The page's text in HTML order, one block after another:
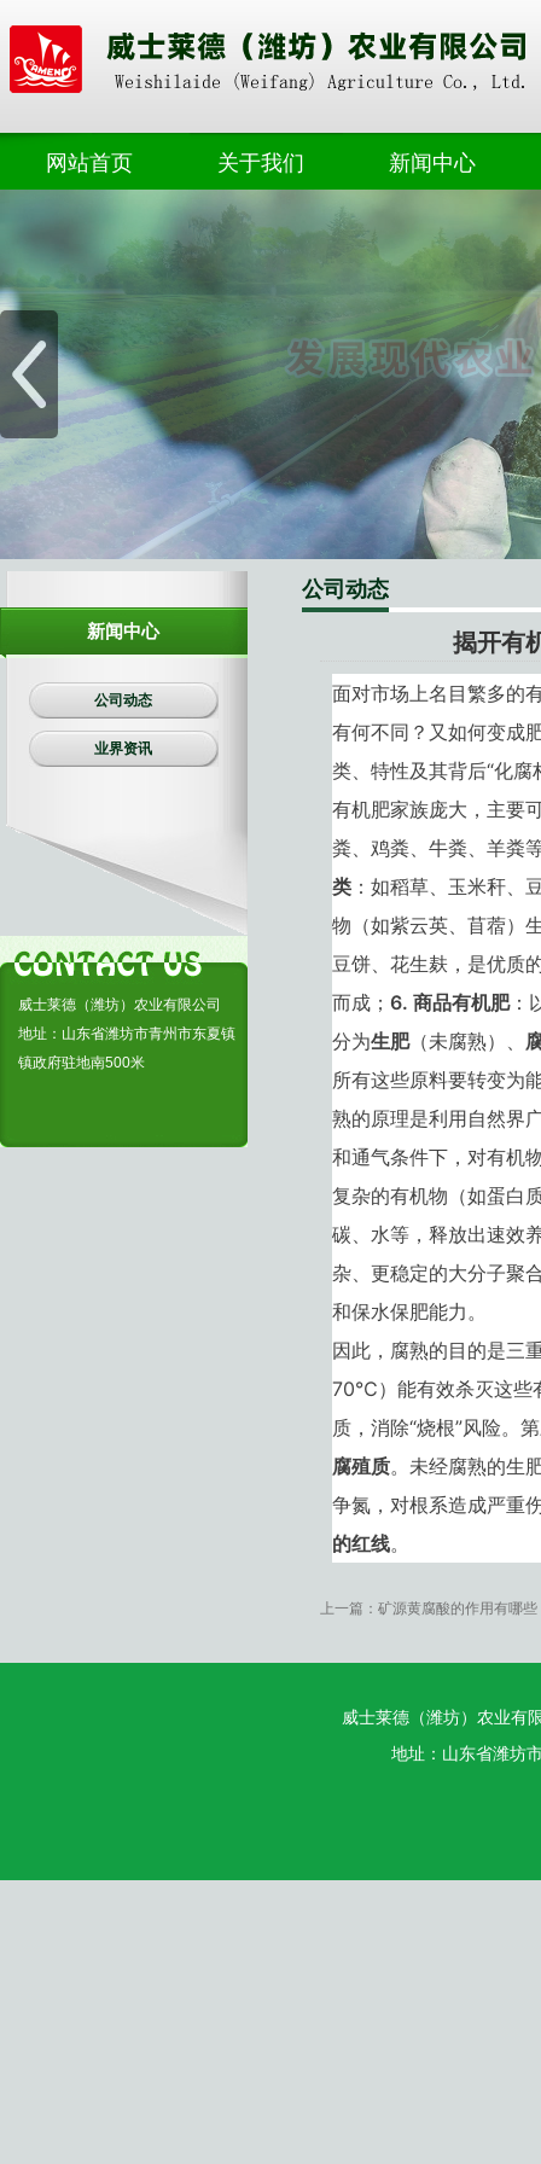
网站首页 关于我们 新闻中心
业界资讯
奥朴赛高塔
奥朴赛菌剂
奥朴赛硝硫基
奥朴赛转鼓
水溶肥料
生物有机肥
复合肥料
新闻中心
公司动态
业界资讯
威士莱德（潍坊）农业有限公司
地址：山东省潍坊市青州市东夏镇
镇政府驻地南500米
公司动态
揭开有
面对市场上名目繁多的
有何不同？又如何变成
类、特性及其背后“化
有机肥家族庞大，主要
粪、鸡粪、牛粪、羊粪
类 ：如稻草、玉米秆、
物（如紫云英、苜蓿）
豆饼、花生麸，是优质
而成； 6. 商品有机肥：
分为生肥（未腐熟）、
所有这些原料要转变为
熟的原理是利用自然界
和通气条件下，对有机
复杂的有机物（如蛋白
碳、水等，释放出速效
杂、更稳定的大分子
和保水保肥能力。
因此，腐熟的目的是三
70℃）能有效杀灭这些
质，消除“烧根”风险。
腐殖质。未经腐熟的生
争氮，对根系造成严重
的红线。
上一篇： 矿源黄腐酸的作用有哪些
威士莱德（潍坊）农业
地址：山东省潍坊